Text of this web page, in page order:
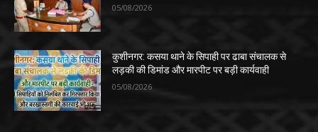
05/08/2026
कुशीनगर: कसया थाने के सिपाही पर ढाबा संचालक से
लड़की की डिमांड और मारपीट पर बड़ी कार्यवाही
05/08/2026